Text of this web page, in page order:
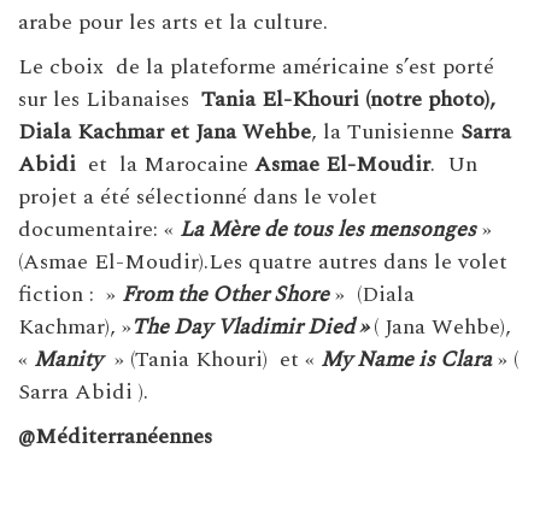
arabe pour les arts et la culture.
Le cboix de la plateforme américaine s’est porté
sur les Libanaises Tania El-Khouri (notre photo),
Diala Kachmar et Jana Wehbe, la Tunisienne Sarra
Abidi et la Marocaine Asmae El-Moudir. Un
projet a été sélectionné dans le volet
documentaire: « La Mère de tous les mensonges»
(Asmae El-Moudir).Les quatre autres dans le volet
fiction : » From the Other Shore» (Diala
Kachmar), »The Day Vladimir Died »( Jana Wehbe),
« Manity» (Tania Khouri) et « My Name is Clara» (
Sarra Abidi ).
@Méditerranéennes